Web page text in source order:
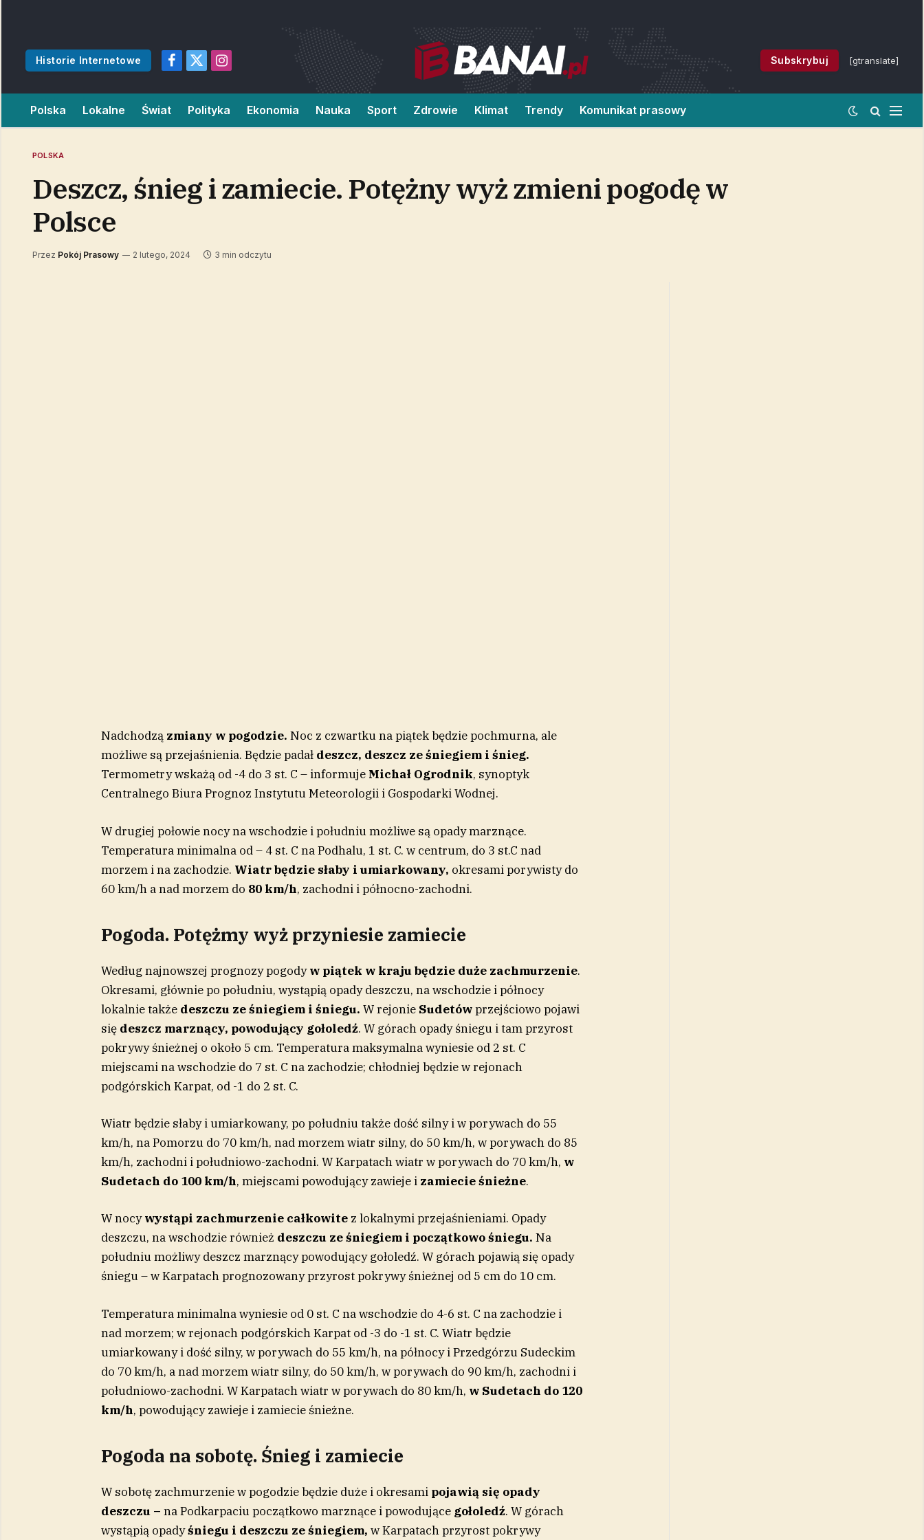
Historie Internetowe
Facebook
X
Instagram
Subskrybuj [gtranslate]
Polska Lokalne Świat Polityka Ekonomia Nauka Sport Zdrowie Klimat Trendy Komunikat prasowy
POLSKA
Deszcz, śnieg i zamiecie. Potężny wyż zmieni pogodę w
Polsce
Przez Pokój Prasowy 2 lutego, 2024 3 min odczytu
Nadchodzą zmiany w pogodzie. Noc z czwartku na piątek będzie pochmurna, ale
możliwe są przejaśnienia. Będzie padał deszcz, deszcz ze śniegiem i śnieg.
Termometry wskażą od -4 do 3 st. C – informuje Michał Ogrodnik, synoptyk
Centralnego Biura Prognoz Instytutu Meteorologii i Gospodarki Wodnej.
W drugiej połowie nocy na wschodzie i południu możliwe są opady marznące.
Temperatura minimalna od – 4 st. C na Podhalu, 1 st. C. w centrum, do 3 st.C nad
morzem i na zachodzie. Wiatr będzie słaby i umiarkowany, okresami porywisty do
60 km/h a nad morzem do 80 km/h, zachodni i północno-zachodni.
Pogoda. Potężmy wyż przyniesie zamiecie
Według najnowszej prognozy pogodyw piątek w kraju będzie duże zachmurzenie.
Okresami, głównie po południu, wystąpią opady deszczu, na wschodzie i północy
lokalnie także deszczu ze śniegiem i śniegu. W rejonie Sudetówprzejściowo pojawi
się deszcz marznący, powodujący gołoledź. W górach opady śniegu i tam przyrost
pokrywy śnieżnej o około 5 cm. Temperatura maksymalna wyniesie od 2 st. C
miejscami na wschodzie do 7 st. C na zachodzie; chłodniej będzie w rejonach
podgórskich Karpat, od -1 do 2 st. C.
Wiatr będzie słaby i umiarkowany, po południu także dość silny i w porywach do 55
km/h, na Pomorzu do 70 km/h, nad morzem wiatr silny, do 50 km/h, w porywach do 85
km/h, zachodni i południowo-zachodni. W Karpatach wiatr w porywach do 70 km/h, w
Sudetach do 100 km/h, miejscami powodujący zawieje i zamiecie śnieżne.
W nocywystąpi zachmurzenie całkowitez lokalnymi przejaśnieniami. Opady
deszczu, na wschodzie również deszczu ze śniegiem i początkowo śniegu. Na
południu możliwy deszcz marznący powodujący gołoledź. W górach pojawią się opady
śniegu – w Karpatach prognozowany przyrost pokrywy śnieżnej od 5 cm do 10 cm.
Temperatura minimalna wyniesie od 0 st. C na wschodzie do 4-6 st. C na zachodzie i
nad morzem; w rejonach podgórskich Karpat od -3 do -1 st. C. Wiatr będzie
umiarkowany i dość silny, w porywach do 55 km/h, na północy i Przedgórzu Sudeckim
do 70 km/h, a nad morzem wiatr silny, do 50 km/h, w porywach do 90 km/h, zachodni i
południowo-zachodni. W Karpatach wiatr w porywach do 80 km/h, w Sudetach do 120
km/h, powodujący zawieje i zamiecie śnieżne.
Pogoda na sobotę. Śnieg i zamiecie
W sobotę zachmurzenie w pogodzie będzie duże i okresamipojawią się opady
deszczu – na Podkarpaciu początkowo marznące i powodujące gołoledź. W górach
wystąpią opadyśniegu i deszczu ze śniegiem, w Karpatach przyrost pokrywy